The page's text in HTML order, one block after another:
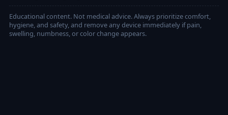
Educational content. Not medical advice. Always prioritize comfort,
hygiene, and safety, and remove any device immediately if pain,
swelling, numbness, or color change appears.